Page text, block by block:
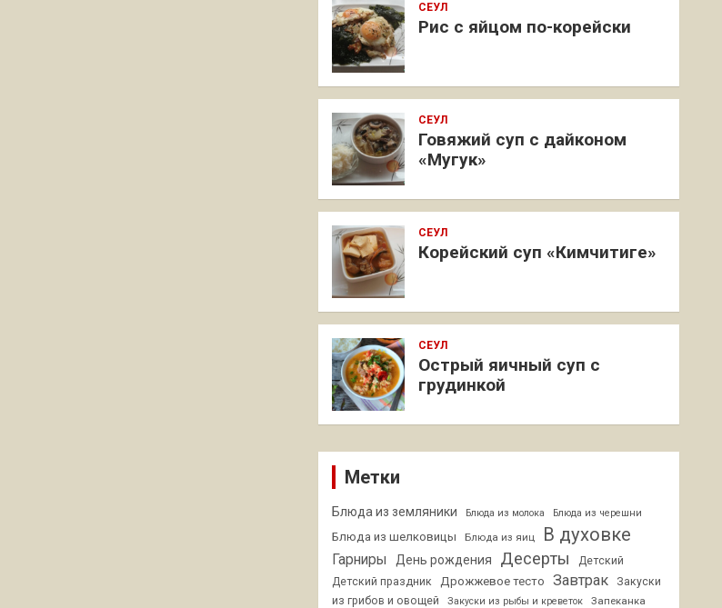
СЕУЛ
Рис с яйцом по-корейски
СЕУЛ
Говяжий суп с дайконом
«Мугук»
СЕУЛ
Корейский суп «Кимчитиге»
СЕУЛ
Острый яичный суп с
грудинкой
Метки
Блюда из земляники Блюда из молока Блюда из черешни
Блюда из шелковицы Блюда из яиц В духовке
Гарниры День рождения Десерты
Детский
Детский праздник
Дрожжевое тесто Завтрак
Закуски
из грибов и овощей
Закуски из рыбы и креветок Запеканка